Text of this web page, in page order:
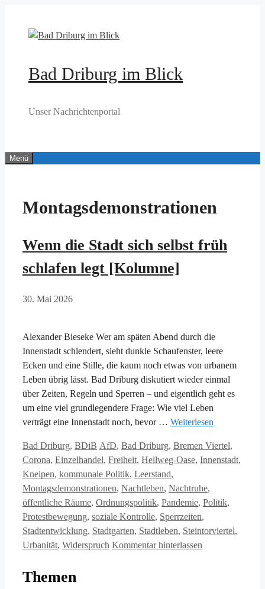
springen
Bad Driburg im Blick
Unser Nachrichtenportal
Menü
Montagsdemonstrationen
Wenn die Stadt sich selbst früh
schlafen legt [Kolumne]
30. Mai 2026
Alexander Bieseke Wer am späten Abend durch die
Innenstadt schlendert, sieht dunkle Schaufenster, leere
Ecken und eine Stille, die kaum noch etwas von urbanem
Leben übrig lässt. Bad Driburg diskutiert wieder einmal
über Zeiten, Regeln und Sperren – und eigentlich geht es
um eine viel grundlegendere Frage: Wie viel Leben
verträgt eine Innenstadt noch, bevor … Weiterlesen
Kategorien
Bad Driburg, BDiB Schlagwörter
AfD, Bad Driburg, Bremen Viertel,
Corona, Einzelhandel, Freiheit, Hellweg-Oase, Innenstadt,
Kneipen, kommunale Politik, Leerstand,
Montagsdemonstrationen, Nachtleben, Nachtruhe,
öffentliche Räume, Ordnungspolitik, Pandemie, Politik,
Protestbewegung, soziale Kontrolle, Sperrzeiten,
Stadtentwicklung, Stadtgarten, Stadtleben, Steintorviertel,
Urbanität, Widerspruch Kommentar hinterlassen
Themen